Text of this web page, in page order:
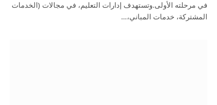
في مرحلته الأولى.وتستهدف إدارات التعليم، في مجالات (الخدمات
المشتركة، خدمات المباني،…